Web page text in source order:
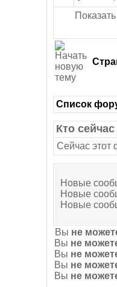
Список
Кто
Сейчас этот
Новые
Новые
Новые
Вы не
Вы не
Вы не
Вы не
Вы не